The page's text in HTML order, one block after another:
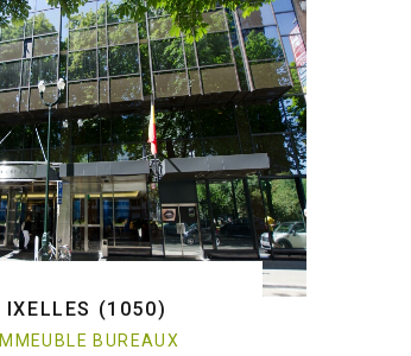
IXELLES (1050)
IMMEUBLE BUREAUX